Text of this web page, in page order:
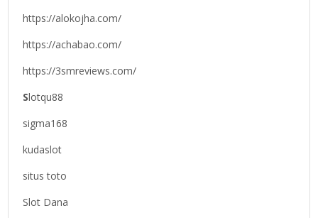
https://alokojha.com/
https://achabao.com/
https://3smreviews.com/
Slotqu88
sigma168
kudaslot
situs toto
Slot Dana